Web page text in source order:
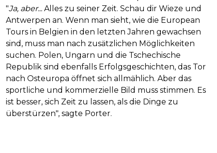
"Ja, aber... Alles zu seiner Zeit. Schau dir Wieze und
Antwerpen an. Wenn man sieht, wie die European
Tours in Belgien in den letzten Jahren gewachsen
sind, muss man nach zusätzlichen Möglichkeiten
suchen. Polen, Ungarn und die Tschechische
Republik sind ebenfalls Erfolgsgeschichten, das Tor
nach Osteuropa öffnet sich allmählich. Aber das
sportliche und kommerzielle Bild muss stimmen. Es
ist besser, sich Zeit zu lassen, als die Dinge zu
überstürzen", sagte Porter.